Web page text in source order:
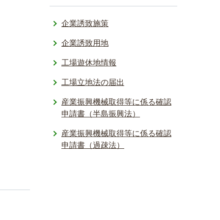
企業誘致施策
企業誘致用地
工場遊休地情報
工場立地法の届出
産業振興機械取得等に係る確認
申請書（半島振興法）
産業振興機械取得等に係る確認
申請書（過疎法）